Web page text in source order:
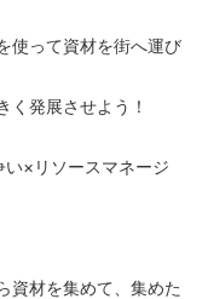
使って資材を街へ運び
く発展させよう！
×リソースマネージ
資材を集めて、集めた